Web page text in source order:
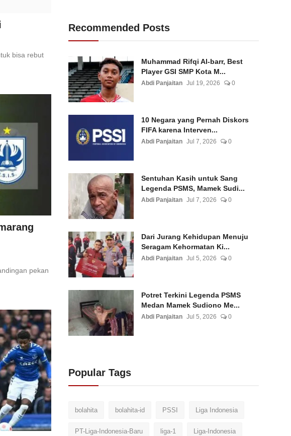
bisa rebut
pekan
Recommended Posts
Muhammad Rifqi Al-barr, Best
Player GSI SMP Kota M...
Abdi Panjaitan Jul 19, 2026 0
10 Negara yang Pernah Diskors
FIFA karena Interven...
Abdi Panjaitan Jul 7, 2026 0
Sentuhan Kasih untuk Sang
Legenda PSMS, Mamek Sudi...
Abdi Panjaitan Jul 7, 2026 0
Dari Jurang Kehidupan Menuju
Seragam Kehormatan Ki...
Abdi Panjaitan Jul 5, 2026 0
Potret Terkini Legenda PSMS
Medan Mamek Sudiono Me...
Abdi Panjaitan Jul 5, 2026 0
Popular Tags
bolahita bolahita-id PSSI Liga Indonesia
PT-Liga-Indonesia-Baru liga-1 Liga-Indonesia